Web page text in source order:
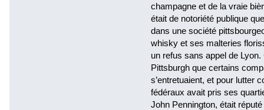
champagne et de la vraie
était de notoriété publique
dans une société
whisky et ses malteries
un refus sans appel de
Pittsburgh que certains
s’entretuaient, et pour lutter
fédéraux avait pris ses
John Pennington, était